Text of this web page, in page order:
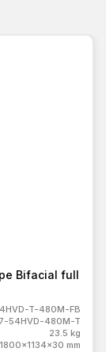
Bifacial full
T-480M-FB
54HVD-480M-T
23.5 kg
1800x1134x30 mm